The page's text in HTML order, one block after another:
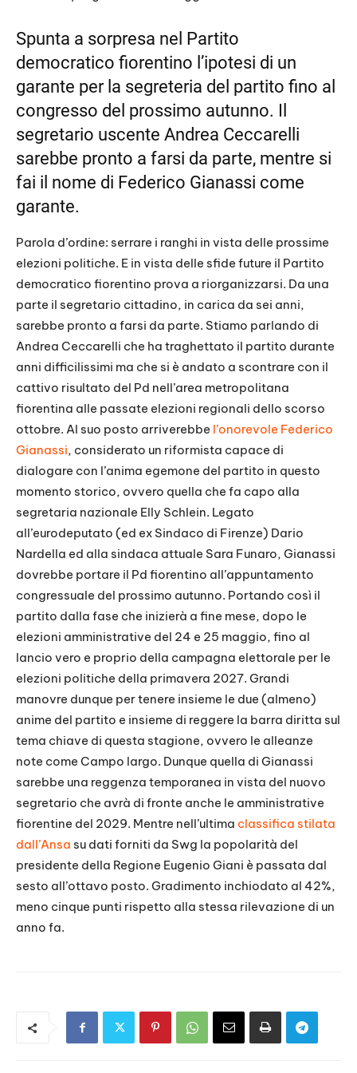
EMBED
Spunta a sorpresa nel Partito
democratico fiorentino l’ipotesi di un
garante per la segreteria del partito fino al
congresso del prossimo autunno. Il
segretario uscente Andrea Ceccarelli
sarebbe pronto a farsi da parte, mentre si
fai il nome di Federico Gianassi come
garante.
Parola d’ordine: serrare i ranghi in vista delle prossime
elezioni politiche. E in vista delle sfide future il Partito
democratico fiorentino prova a riorganizzarsi. Da una
parte il segretario cittadino, in carica da sei anni,
sarebbe pronto a farsi da parte. Stiamo parlando di
Andrea Ceccarelli che ha traghettato il partito durante
anni difficilissimi ma che si è andato a scontrare con il
cattivo risultato del Pd nell’area metropolitana
fiorentina alle passate elezioni regionali dello scorso
ottobre. Al suo posto arriverebbe l’onorevole Federico
Gianassi, considerato un riformista capace di
dialogare con l’anima egemone del partito in questo
momento storico, ovvero quella che fa capo alla
segretaria nazionale Elly Schlein. Legato
all’eurodeputato (ed ex Sindaco di Firenze) Dario
Nardella ed alla sindaca attuale Sara Funaro, Gianassi
dovrebbe portare il Pd fiorentino all’appuntamento
congressuale del prossimo autunno. Portando così il
partito dalla fase che inizierà a fine mese, dopo le
elezioni amministrative del 24 e 25 maggio, fino al
lancio vero e proprio della campagna elettorale per le
elezioni politiche della primavera 2027. Grandi
manovre dunque per tenere insieme le due (almeno)
anime del partito e insieme di reggere la barra diritta sul
tema chiave di questa stagione, ovvero le alleanze
note come Campo largo. Dunque quella di Gianassi
sarebbe una reggenza temporanea in vista del nuovo
segretario che avrà di fronte anche le amministrative
fiorentine del 2029. Mentre nell’ultima classifica stilata
dall’Ansa su dati forniti da Swg la popolarità del
presidente della Regione Eugenio Giani è passata dal
sesto all’ottavo posto. Gradimento inchiodato al 42%,
meno cinque punti rispetto alla stessa rilevazione di un
anno fa.